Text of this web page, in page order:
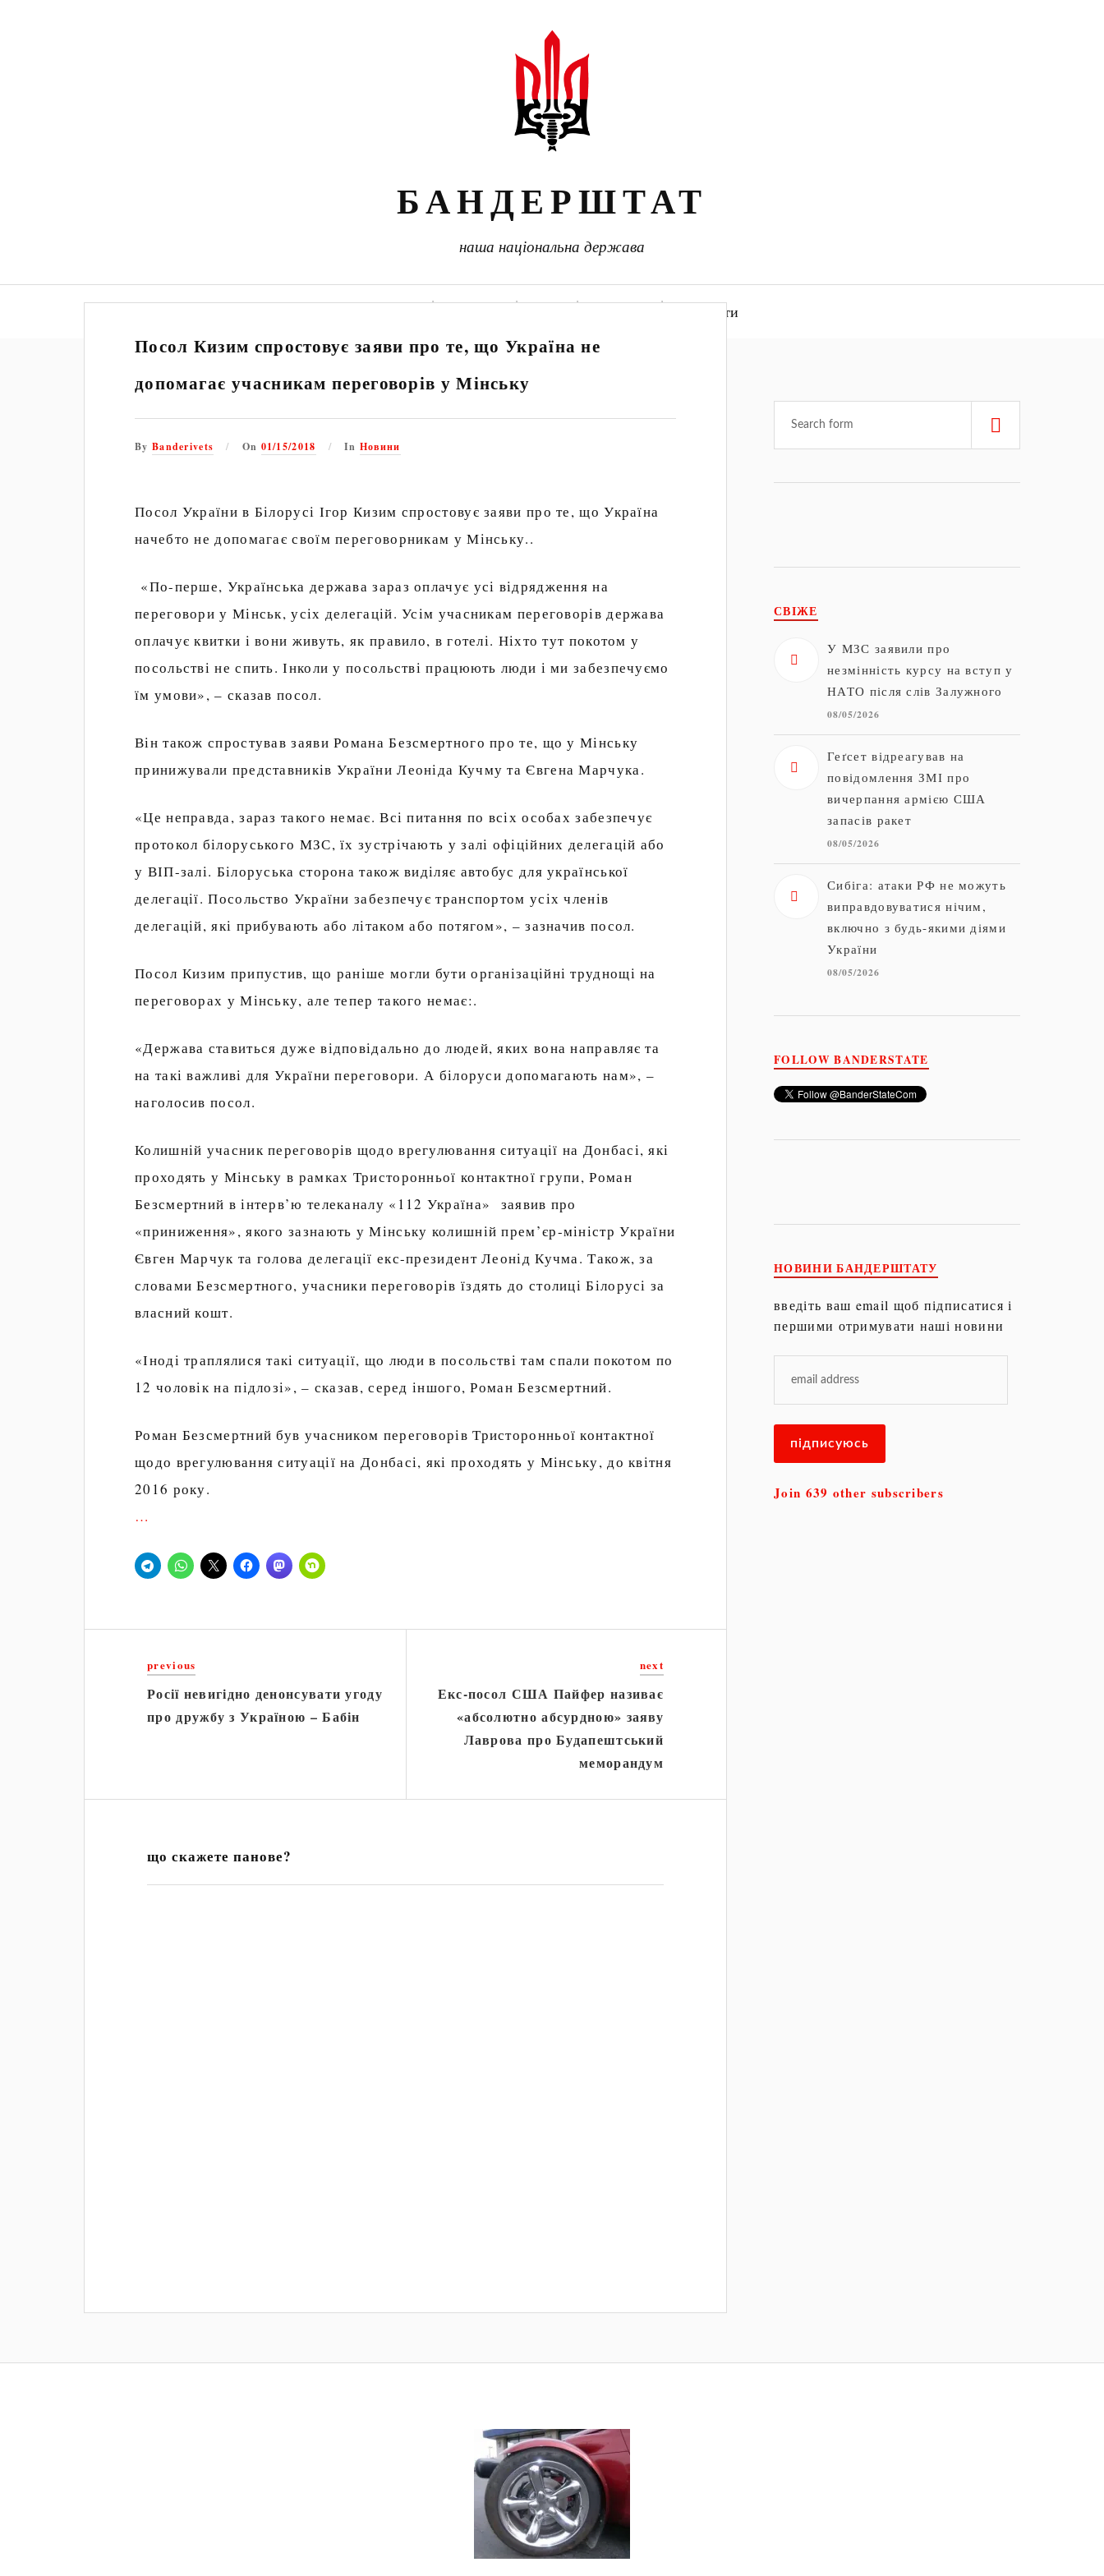
БАНДЕРШТАТ
наша національна держава
контакти
Посол Кизим спростовує заяви про те, що Україна не
допомагає учасникам переговорів у Мінську
By Banderivets On 01/15/2018 In Новини
Посол України в Білорусі Ігор Кизим спростовує заяви про те, що Україна
начебто не допомагає своїм переговорникам у Мінську..
«По-перше, Українська держава зараз оплачує усі відрядження на
переговори у Мінськ, усіх делегацій. Усім учасникам переговорів держава
оплачує квитки і вони живуть, як правило, в готелі. Ніхто тут покотом у
посольстві не спить. Інколи у посольстві працюють люди і ми забезпечуємо
їм умови», – сказав посол.
Він також спростував заяви Романа Безсмертного про те, що у Мінську
принижували представників України Леоніда Кучму та Євгена Марчука.
«Це неправда, зараз такого немає. Всі питання по всіх особах забезпечує
протокол білоруського МЗС, їх зустрічають у залі офіційних делегацій або
у ВІП-залі. Білоруська сторона також виділяє автобус для української
делегації. Посольство України забезпечує транспортом усіх членів
делегацій, які прибувають або літаком або потягом», – зазначив посол.
Посол Кизим припустив, що раніше могли бути організаційні труднощі на
переговорах у Мінську, але тепер такого немає:.
«Держава ставиться дуже відповідально до людей, яких вона направляє та
на такі важливі для України переговори. А білоруси допомагають нам», –
наголосив посол.
Колишній учасник переговорів щодо врегулювання ситуації на Донбасі, які
проходять у Мінську в рамках Тристоронньої контактної групи, Роман
Безсмертний в інтерв’ю телеканалу «112 Україна» заявив про
«приниження», якого зазнають у Мінську колишній прем’єр-міністр України
Євген Марчук та голова делегації екс-президент Леонід Кучма. Також, за
словами Безсмертного, учасники переговорів їздять до столиці Білорусі за
власний кошт.
«Іноді траплялися такі ситуації, що люди в посольстві там спали покотом по
12 чоловік на підлозі», – сказав, серед іншого, Роман Безсмертний.
Роман Безсмертний був учасником переговорів Тристоронньої контактної
щодо врегулювання ситуації на Донбасі, які проходять у Мінську, до квітня
2016 року.
…
previous
Росії невигідно денонсувати угоду
про дружбу з Україною – Бабін
next
Екс-посол США Пайфер називає
«абсолютно абсурдною» заяву
Лаврова про Будапештський
меморандум
що скажете панове?
СВІЖЕ
У МЗС заявили про
незмінність курсу на вступ у
НАТО після слів Залужного
08/05/2026
Геґсет відреагував на
повідомлення ЗМІ про
вичерпання армією США
запасів ракет
08/05/2026
Сибіга: атаки РФ не можуть
виправдовуватися нічим,
включно з будь-якими діями
України
08/05/2026
FOLLOW BANDERSTATE
НОВИНИ БАНДЕРШТАТУ
введіть ваш email щоб підписатися і
першими отримувати наші новини
підписуюсь
Join 639 other subscribers